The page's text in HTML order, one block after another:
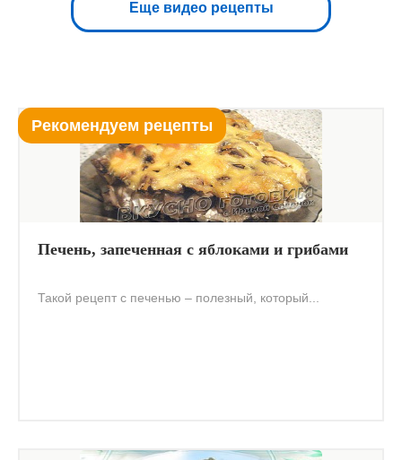
Еще видео рецепты
Рекомендуем рецепты
Печень, запеченная с яблоками и грибами
Такой рецепт с печенью – полезный, который...